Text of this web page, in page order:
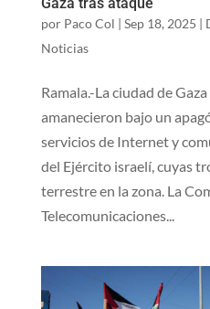
por Paco Col | Sep 18, 2025 |
Noticias
Ramala.-La ciudad de
amanecieron bajo un
servicios de Internet y
del Ejército israelí, cuyas
terrestre en la zona. La
Telecomunicaciones...